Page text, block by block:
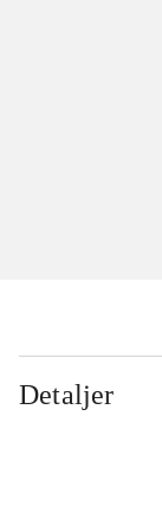
Detaljer